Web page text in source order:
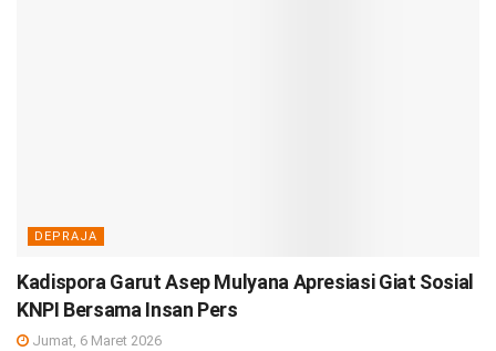
DEPRAJA
Kadispora Garut Asep Mulyana Apresiasi Giat Sosial
KNPI Bersama Insan Pers
Jumat, 6 Maret 2026